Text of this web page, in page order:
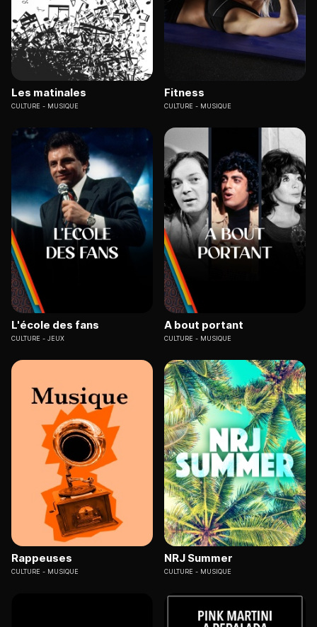
Les matinales
CULTURE MUSIQUE
Fitness
CULTURE MUSIQUE
L'école des fans
CULTURE JEUX
A bout portant
CULTURE MUSIQUE
Rappeuses
CULTURE MUSIQUE
NRJ Summer
CULTURE MUSIQUE